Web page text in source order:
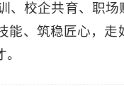
校企共育、职
、筑稳匠心，